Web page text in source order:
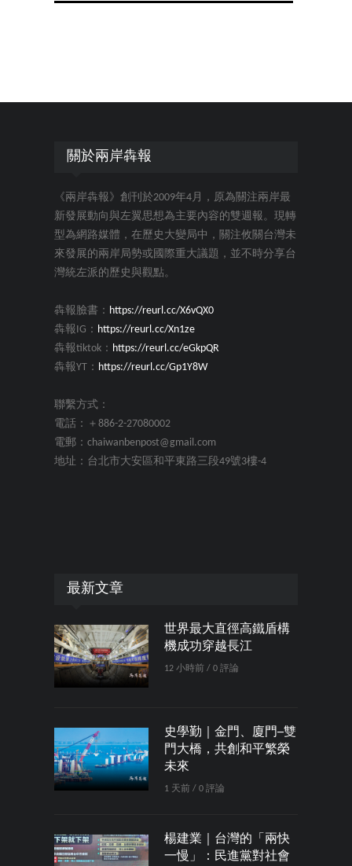
關於兩岸犇報
《兩岸犇報》創刊於2009年4月，原為關注兩岸最
新發展動向與左翼思想為主要內容的雙週報。現轉
型為網路媒體，在歷史大變局中，關注攸關台灣未
來發展的兩岸局勢或國際重大議題，並不時分享台
灣統左派的歷史與觀點。
犇報臉書： https://reurl.cc/X6vQX0
犇報IG： https://reurl.cc/Xn1ze
犇報tiktok： https://reurl.cc/eGkpQR
犇報YT： https://reurl.cc/Gp1Y8W
聯繫方式：
電話：＋886-2-27080002
電郵：chaiwanbenpost@gmail.com
地址：台北市大安區和平東路三段49號3樓-4
最新文章
世界最大直徑高鐵盾構
機成功穿越長江
12 小時前 / 0 評論
史學勤｜金門、廈門─雙
門大橋，共創和平繁榮
未來
1 天前 / 0 評論
楊建業｜台灣的「兩快
一慢」：民進黨對社會